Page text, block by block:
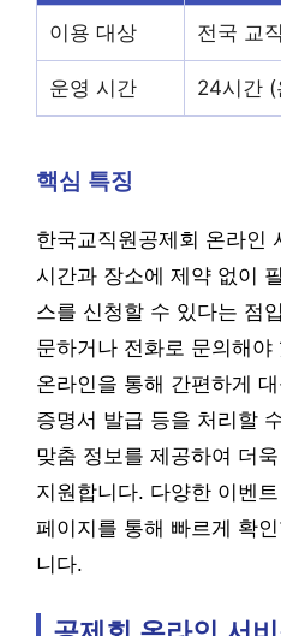
이용 대상 전국 교
운영 시간 24시간 (
핵심 특징
한국교직원공제회 온라인
시간과 장소에 제약 없이
스를 신청할 수 있다는 점
문하거나 전화로 문의해
온라인을 통해 간편하게
증명서 발급 등을 처리할
맞춤 정보를 제공하여 더
지원합니다. 다양한 이벤
페이지를 통해 빠르게 확
니다.